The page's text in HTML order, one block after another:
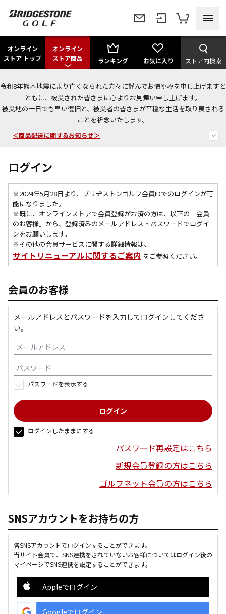
オンライン
ストア トップ
オンライン
ストア商品
ランキング お気に入り ストア内検索
令和8年熊本地震により亡くなられた方々に謹んでお悔やみを申し上げますと
ともに、被災された皆さまに心よりお見舞い申し上げます。
被災地の一日でも早い復旧と、被災者の皆さまが平穏な生活を取り戻される
ことを祈念いたします。
＜夏季休暇中のご注文・発送・お問い合わせ＞
今なら新規会員登録で1,000円OFFクーポンプレゼント！
＜商品配送に関するお知らせ＞
ログイン
※2024年5月28日より、ブリヂストンゴルフ会員IDでのログインが可
能になりました。
※既に、 オンラインストアで会員登録がお済の方は、以下の「会員
のお客様」から、登録済みのメールアドレス・パスワードでログイ
ンをお願いします。
※その他の会員サービスに関する詳細情報は、
サイトリニューアルに関するご案内 をご参照ください。
会員のお客様
メールアドレスとパスワードを入力してログインしてくださ
い。
パスワードを表示する
ログインしたままにする
パスワード再設定はこちら
新規会員登録の方はこちら
ゴルフネット会員の方はこちら
SNSアカウントをお持ちの方
各SNSアカウントでログインすることができます。
当サイト会員で、SNS連携をされていないお客様についてはログイン後の
マイページでSNS連携を設定することができます。
Appleでログイン
Googleでログイン